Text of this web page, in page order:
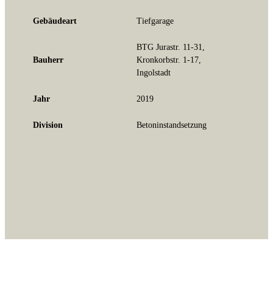
Gebäudeart Tiefgarage
Bauherr
BTG Jurastr. 11-31,
Kronkorbstr. 1-17,
Ingolstadt
Jahr 2019
Division Betoninstandsetzung